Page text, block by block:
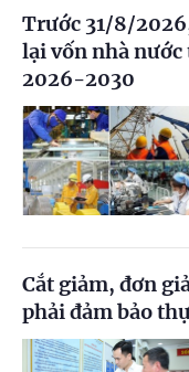
Trước 31/8/
lại vốn nhà
2026-2030
Cắt giảm, đơn
phải đảm bảo